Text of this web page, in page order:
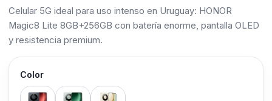
Celular 5G ideal para uso intenso en Uruguay: HONOR
Magic8 Lite 8GB+256GB con batería enorme, pantalla OLED
y resistencia premium.
Color